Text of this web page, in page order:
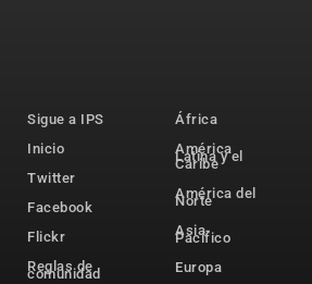
Sigue a IPS
Inicio
Twitter
Facebook
Flickr
Reglas de
comunidad
África
América
Latina y el
Caribe
América del
Norte
Asia-
Pacífico
Europa